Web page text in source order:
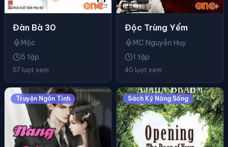
Đàn Bà 30
Mộc
5 tập
57 lượt xem
Độc Trùng Yểm
MC Nguyễn Huy
1 tập
40 lượt xem
Truyện Ngôn Tình Sách Kỹ Năng Sống